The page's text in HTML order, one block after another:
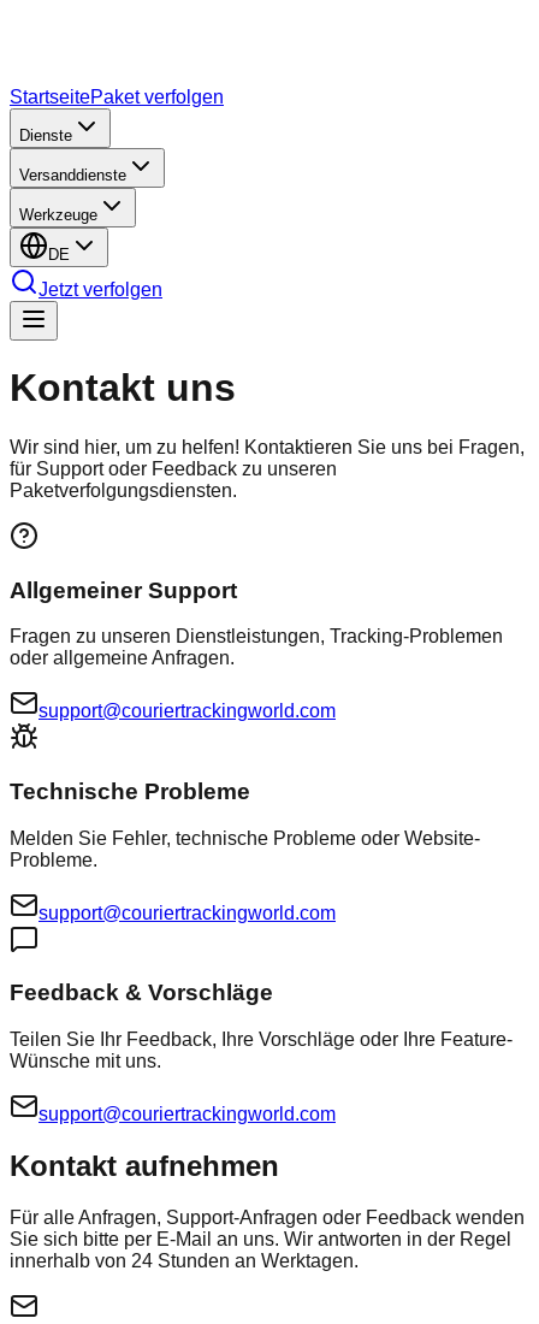
StartseitePaket verfolgen
Dienste
Versanddienste
Werkzeuge
DE
Jetzt verfolgen
Kontakt uns
Wir sind hier, um zu helfen! Kontaktieren Sie uns bei Fragen,
für Support oder Feedback zu unseren
Paketverfolgungsdiensten.
Allgemeiner Support
Fragen zu unseren Dienstleistungen, Tracking-Problemen
oder allgemeine Anfragen.
support@couriertrackingworld.com
Technische Probleme
Melden Sie Fehler, technische Probleme oder Website-
Probleme.
support@couriertrackingworld.com
Feedback & Vorschläge
Teilen Sie Ihr Feedback, Ihre Vorschläge oder Ihre Feature-
Wünsche mit uns.
support@couriertrackingworld.com
Kontakt aufnehmen
Für alle Anfragen, Support-Anfragen oder Feedback wenden
Sie sich bitte per E-Mail an uns. Wir antworten in der Regel
innerhalb von 24 Stunden an Werktagen.